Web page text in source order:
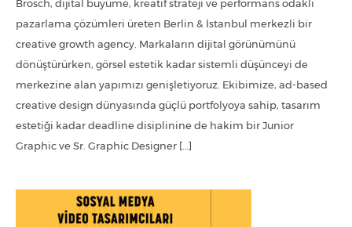
Brosch, dijital büyüme, kreatif strateji ve performans odaklı
pazarlama çözümleri üreten Berlin & İstanbul merkezli bir
creative growth agency. Markaların dijital görünümünü
dönüştürürken, görsel estetik kadar sistemli düşünceyi de
merkezine alan yapımızı genişletiyoruz. Ekibimize, ad-based
creative design dünyasında güçlü portfolyoya sahip, tasarım
estetiği kadar deadline disiplinine de hakim bir Junior
Graphic ve Sr. Graphic Designer […]